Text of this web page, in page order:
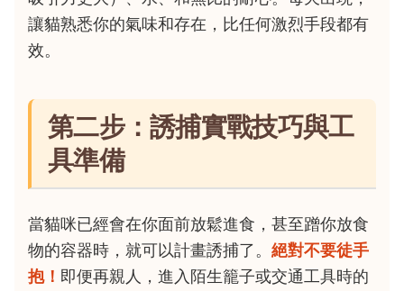
讓貓熟悉你的氣味和存在，比任何激烈手段都有
效。
第二步：誘捕實戰技巧與工
具準備
當貓咪已經會在你面前放鬆進食，甚至蹭你放食
物的容器時，就可以計畫誘捕了。 絕對不要徒手
抱！ 即便再親人，進入陌生籠子或交通工具時的